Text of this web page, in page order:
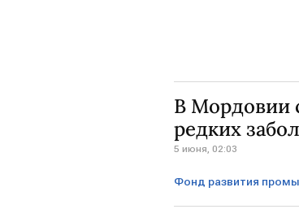
В Мордовии
редких
5 июня, 02:03
Фонд развития
МОРДОВИЯ